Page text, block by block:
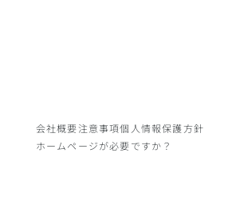
会社概要注意事項個人情報保護方針
ホームページが必要ですか？